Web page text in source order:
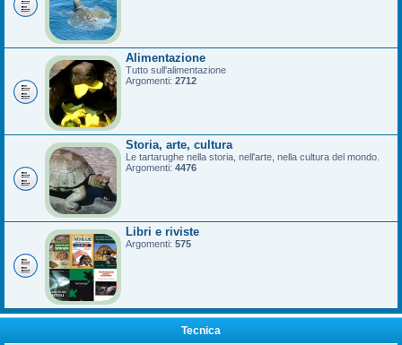
Alimentazione
Tutto sull'alimentazione
Argomenti: 2712
Storia, arte, cultura
Le tartarughe nella storia, nell'arte, nella cultura del mondo.
Argomenti: 4476
Libri e riviste
Argomenti: 575
Tecnica